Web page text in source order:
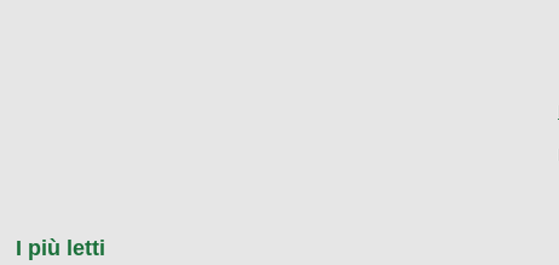
I più letti